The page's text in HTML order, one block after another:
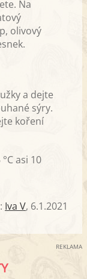
Na
olivový
a dejte
sýry.
koření
asi 10
Iva V, 6.1.2021
REKLAMA